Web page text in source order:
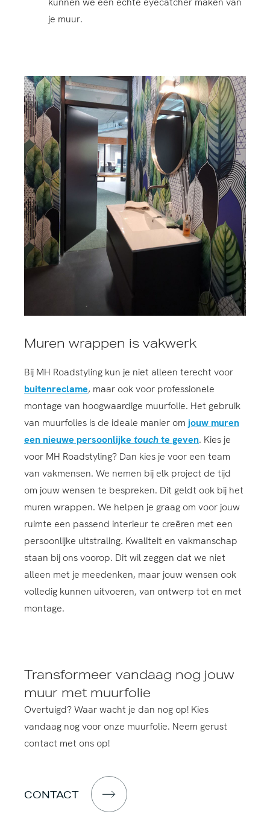
je muur.
Muren wrappen is vakwerk
Bij MH Roadstyling kun je niet alleen terecht voor
buitenreclame, maar ook voor professionele
montage van hoogwaardige muurfolie. Het gebruik
van muurfolies is de ideale manier om jouw muren
een nieuwe persoonlijke touchte geven. Kies je
voor MH Roadstyling? Dan kies je voor een team
van vakmensen. We nemen bij elk project de tijd
om jouw wensen te bespreken. Dit geldt ook bij het
muren wrappen. We helpen je graag om voor jouw
ruimte een passend interieur te creëren met een
persoonlijke uitstraling. Kwaliteit en vakmanschap
staan bij ons voorop. Dit wil zeggen dat we niet
alleen met je meedenken, maar jouw wensen ook
volledig kunnen uitvoeren, van ontwerp tot en met
montage.
Transformeer vandaag nog jouw
muur met muurfolie
Overtuigd? Waar wacht je dan nog op! Kies
vandaag nog voor onze muurfolie. Neem gerust
contact met ons op!
CONTACT